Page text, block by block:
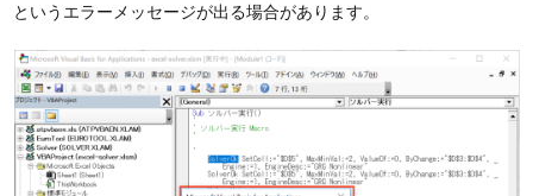
というエラーメッセージが出る場合があります。